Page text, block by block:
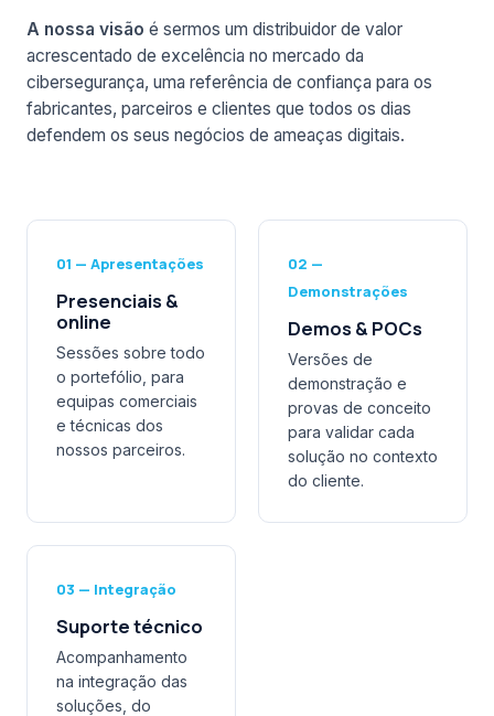
A nossa visão é sermos um distribuidor de valor
acrescentado de excelência no mercado da
cibersegurança, uma referência de confiança para os
fabricantes, parceiros e clientes que todos os dias
defendem os seus negócios de ameaças digitais.
01 — Apresentações
Presenciais &
online
Sessões sobre todo
o portefólio, para
equipas comerciais
e técnicas dos
nossos parceiros.
02 —
Demonstrações
Demos & POCs
Versões de
demonstração e
provas de conceito
para validar cada
solução no contexto
do cliente.
03 — Integração
Suporte técnico
Acompanhamento
na integração das
soluções, do